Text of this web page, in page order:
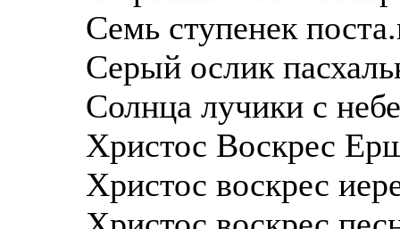
Семь ступенек
Серый ослик
Солнца лучики с
Христос Воскрес
Христос воскрес